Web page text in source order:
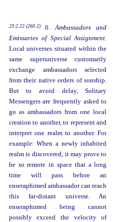
23:2.22 (260.2) 6.Ambassadors and
Emissaries of Special Assignment.
Local universes situated within the
same superuniverse customarily
exchange ambassadors selected
from their native orders of sonship.
But to avoid delay, Solitary
Messengers are frequently asked to
go as ambassadors from one local
creation to another, to represent and
interpret one realm to another. For
example: When a newly inhabited
realm is discovered, it may prove to
be so remote in space that a long
time will pass before an
enseraphimed ambassador can reach
this far-distant universe. An
enseraphimed being cannot
possibly exceed the velocity of